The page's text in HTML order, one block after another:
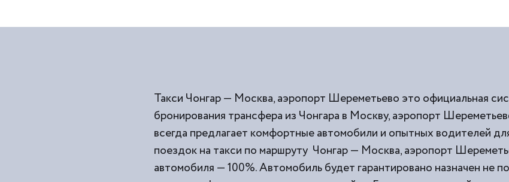
Такси Чонгар — Москва, аэропорт Шереметьево это официальная
бронирования трансфера из Чонгара в Москву, аэропорт
всегда предлагает комфортные автомобили и опытных водителей
поездок на такси по маршруту Чонгар — Москва, аэропорт
автомобиля — 100%. Автомобиль будет гарантировано назначен не